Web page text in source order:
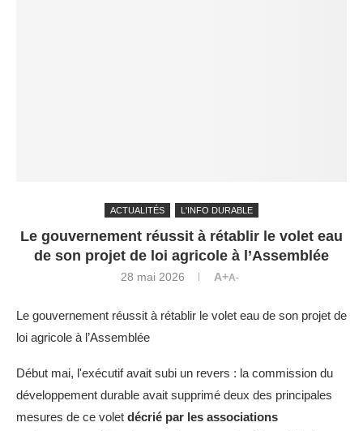
ACTUALITÉS L'INFO DURABLE
Le gouvernement réussit à rétablir le volet eau
de son projet de loi agricole à l’Assemblée
28 mai 2026 A+A-
Le gouvernement réussit à rétablir le volet eau de son projet de
loi agricole à l’Assemblée
Début mai, l'exécutif avait subi un revers : la commission du
développement durable avait supprimé deux des principales
mesures de ce volet décrié par les associations